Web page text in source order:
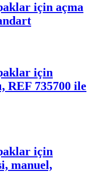
için açma
için
REF 735700 ile
için
manuel,